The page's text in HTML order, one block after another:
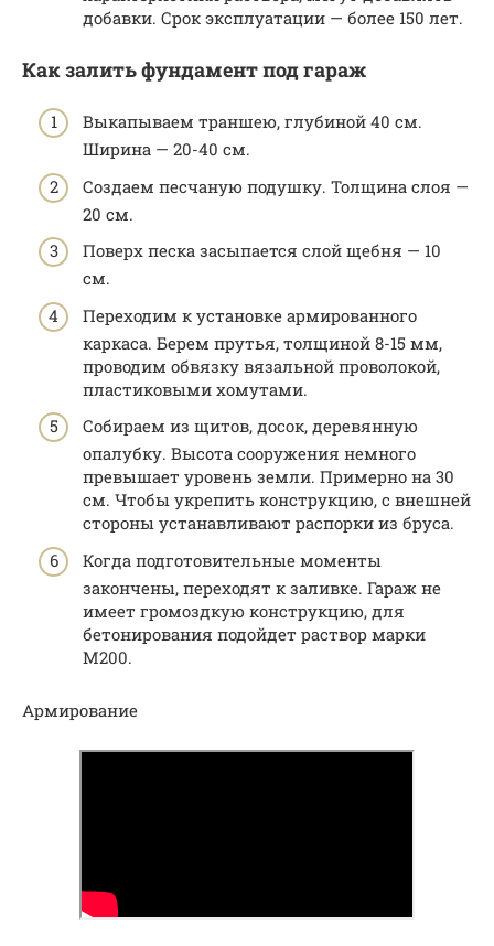
добавки. Срок эксплуатации — более 150 лет.
Как залить фундамент под гараж
Выкапываем траншею, глубиной 40 см.
Ширина — 20-40 см.
Создаем песчаную подушку. Толщина слоя —
20 см.
Поверх песка засыпается слой щебня — 10
см.
Переходим к установке армированного
каркаса. Берем прутья, толщиной 8-15 мм,
проводим обвязку вязальной проволокой,
пластиковыми хомутами.
Собираем из щитов, досок, деревянную
опалубку. Высота сооружения немного
превышает уровень земли. Примерно на 30
см. Чтобы укрепить конструкцию, с внешней
стороны устанавливают распорки из бруса.
Когда подготовительные моменты
закончены, переходят к заливке. Гараж не
имеет громоздкую конструкцию, для
бетонирования подойдет раствор марки
М200.
Армирование